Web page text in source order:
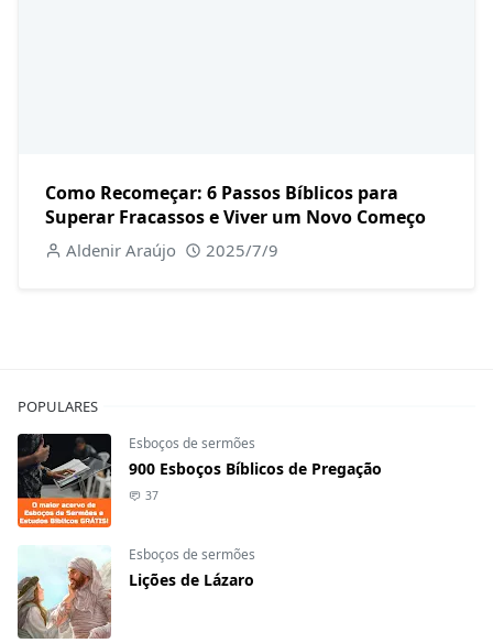
Como Recomeçar: 6 Passos Bíblicos para
Superar Fracassos e Viver um Novo Começo
Aldenir Araújo 2025/7/9
POPULARES
Esboços de sermões
900 Esboços Bíblicos de Pregação
37
Esboços de sermões
Lições de Lázaro